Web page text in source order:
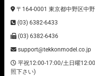
〒164-0001 東京都中野区中
(03) 6382-6433
(03) 6382-6436
support@tekkonmodel.co.jp
平祝12:00-17:00/土日曜
照下さい)